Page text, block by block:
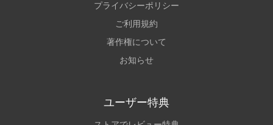
プライバシーポリシー
ご利用規約
著作権について
お知らせ
ユーザー特典